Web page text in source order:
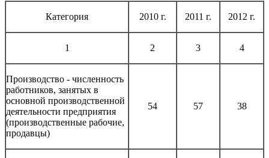
Категория 2010 г. 2011 г. 2012 г.
1 2 3 4
Производство - численность
работников, занятых в
основной производственной
деятельности предприятия
(производственные рабочие,
продавцы)
54 57 38